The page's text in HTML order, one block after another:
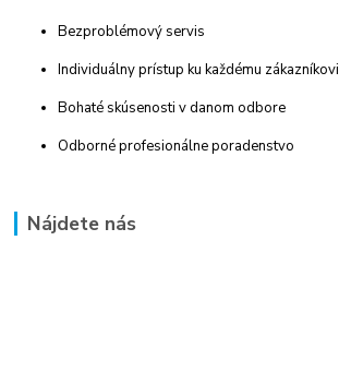
Bezproblémový servis
Individuálny prístup ku každému zákazníkovi
Bohaté skúsenosti v danom odbore
Odborné profesionálne poradenstvo
Nájdete nás